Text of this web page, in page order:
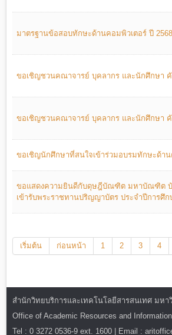
มาตรฐานข้อสอบทักษะด้านคอมพิวเตอร์ ปี 2568
ขอเชิญชวนคณาจารย์ บุคลากร และนักศึกษา คั
ขอเชิญชวนคณาจารย์ บุคลากร และนักศึกษา คั
ขอเชิญนักศึกษาที่สนใจเข้าร่วมอบรมทักษะด้า
ขอแสดงความยินดีกับดุษฎีบัณฑิต มหาบัณฑิต
เข้ารับพระราชทานปริญญาบัตร ประจำปีการศึก
เริ่มต้น ก่อนหน้า 1 2 3 4
สำนักวิทยบริการและเทคโนโลยีสารสนเทศ มห
Office of Academic Resources and
Tel : 0 3272 0536-9 ext. 1600 | Email :